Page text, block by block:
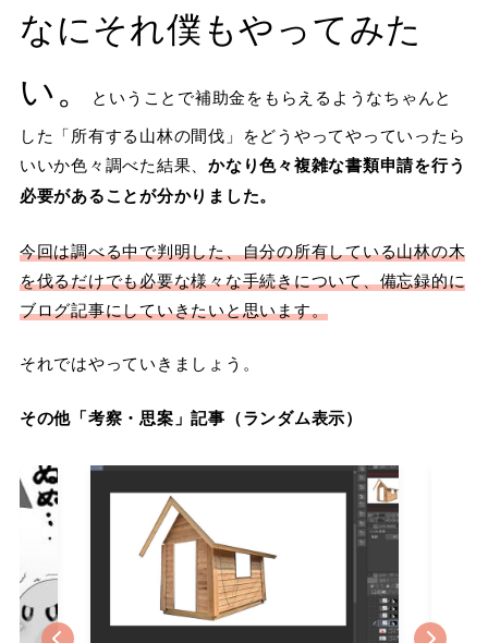
なにそれ僕もやってみた
い。
ということで補助金をもらえるようなちゃんと
した「所有する山林の間伐」をどうやってやっていったら
いいか色々調べた結果、かなり色々複雑な書類申請を行う
必要があることが分かりました。
今回は調べる中で判明した、自分の所有している山林の木
を伐るだけでも必要な様々な手続きについて、備忘録的に
ブログ記事にしていきたいと思います。
それではやっていきましょう。
その他「考察・思案」記事（ランダム表示）